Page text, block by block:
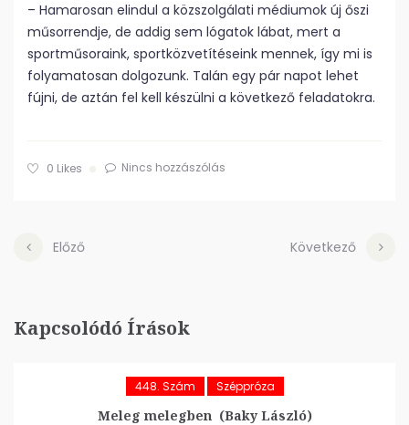
– Hamarosan elindul a közszolgálati médiumok új őszi
műsorrendje, de addig sem lógatok lábat, mert a
sportműsoraink, sportközvetítéseink mennek, így mi is
folyamatosan dolgozunk. Talán egy pár napot lehet
fújni, de aztán fel kell készülni a következő feladatokra.
0 Likes Nincs hozzászólás
Előző Következő
Kapcsolódó Írások
448. Szám Széppróza
Meleg melegben (Baky László)